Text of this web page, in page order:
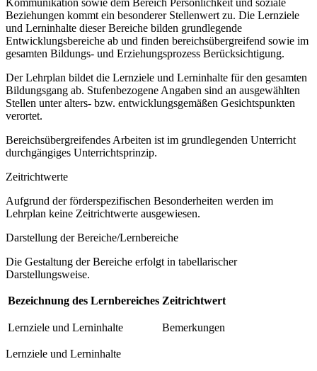
Kommunikation sowie dem Bereich Persönlichkeit und soziale
Beziehungen kommt ein besonderer Stellenwert zu. Die Lernziele
und Lerninhalte dieser Bereiche bilden grundlegende
Entwicklungsbereiche ab und finden bereichsübergreifend sowie im
gesamten Bildungs- und Erziehungsprozess Berücksichtigung.
Der Lehrplan bildet die Lernziele und Lerninhalte für den gesamten
Bildungsgang ab. Stufenbezogene Angaben sind an ausgewählten
Stellen unter alters- bzw. entwicklungsgemäßen Gesichtspunkten
verortet.
Bereichsübergreifendes Arbeiten ist im grundlegenden Unterricht
durchgängiges Unterrichtsprinzip.
Zeitrichtwerte
Aufgrund der förderspezifischen Besonderheiten werden im
Lehrplan keine Zeitrichtwerte ausgewiesen.
Darstellung der Bereiche/Lernbereiche
Die Gestaltung der Bereiche erfolgt in tabellarischer
Darstellungsweise.
Bezeichnung des Lernbereiches Zeitrichtwert
Lernziele und Lerninhalte Bemerkungen
Lernziele und Lerninhalte